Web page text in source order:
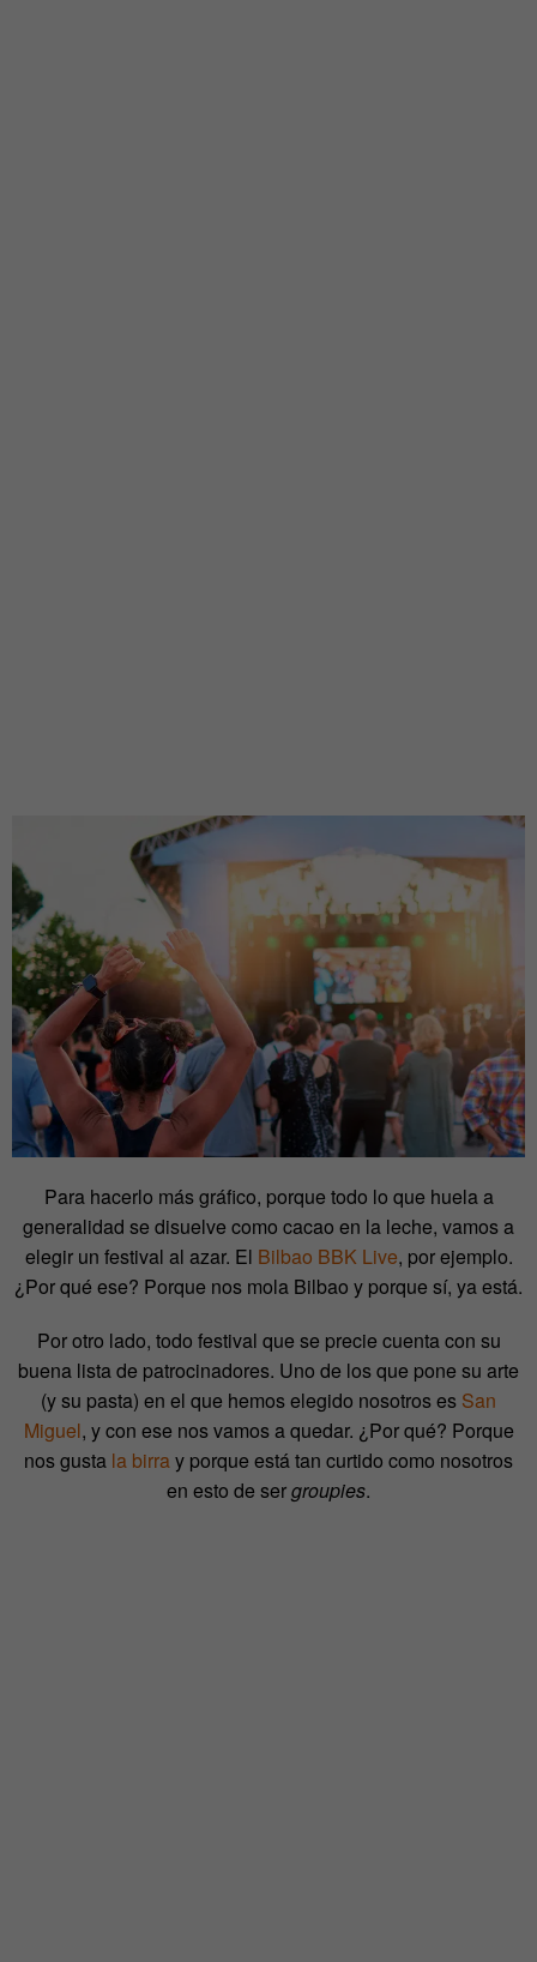
Para hacerlo más gráfico, porque todo lo que huela a
generalidad se disuelve como cacao en la leche, vamos a
elegir un festival al azar. El Bilbao BBK Live, por ejemplo.
¿Por qué ese? Porque nos mola Bilbao y porque sí, ya está.
Por otro lado, todo festival que se precie cuenta con su
buena lista de patrocinadores. Uno de los que pone su arte
(y su pasta) en el que hemos elegido nosotros es San
Miguel, y con ese nos vamos a quedar. ¿Por qué? Porque
nos gusta la birray porque está tan curtido como nosotros
en esto de sergroupies.